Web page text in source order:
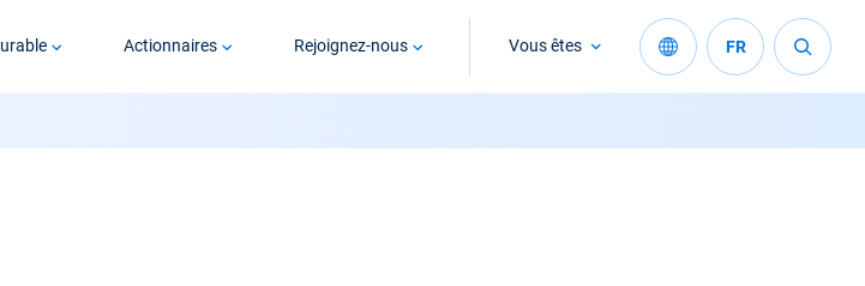
Actionnaires Rejoignez-nous Vous êtes FR